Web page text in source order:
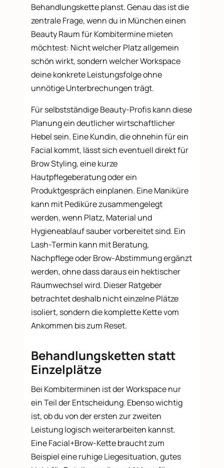
Behandlungskette planst. Genau das ist die
zentrale Frage, wenn du in München einen
Beauty Raum für Kombitermine mieten
möchtest: Nicht welcher Platz allgemein
schön wirkt, sondern welcher Workspace
deine konkrete Leistungsfolge ohne
unnötige Unterbrechungen trägt.
Für selbstständige Beauty-Profis kann diese
Planung ein deutlicher wirtschaftlicher
Hebel sein. Eine Kundin, die ohnehin für ein
Facial kommt, lässt sich eventuell direkt für
Brow Styling, eine kurze
Hautpflegeberatung oder ein
Produktgespräch einplanen. Eine Maniküre
kann mit Pediküre zusammengelegt
werden, wenn Platz, Material und
Hygieneablauf sauber vorbereitet sind. Ein
Lash-Termin kann mit Beratung,
Nachpflege oder Brow-Abstimmung ergänzt
werden, ohne dass daraus ein hektischer
Raumwechsel wird. Dieser Ratgeber
betrachtet deshalb nicht einzelne Plätze
isoliert, sondern die komplette Kette vom
Ankommen bis zum Reset.
Behandlungsketten statt
Einzelplätze
Bei Kombiterminen ist der Workspace nur
ein Teil der Entscheidung. Ebenso wichtig
ist, ob du von der ersten zur zweiten
Leistung logisch weiterarbeiten kannst.
Eine Facial+Brow-Kette braucht zum
Beispiel eine ruhige Liegesituation, gutes